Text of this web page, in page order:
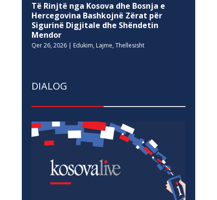
Të Rinjtë nga Kosova dhe Bosnja e
Hercegovina Bashkojnë Zërat për
Sigurinë Digjitale dhe Shëndetin
Mendor
Qer 26, 2026| Edukim, Lajme, Thellesisht
DIALOG